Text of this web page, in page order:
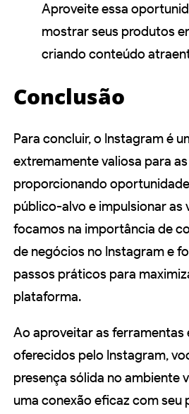
Aproveite essa
mostrar seus produtos
criando conteúdo
Conclusão
Para concluir, o Instagram é
extremamente valiosa para
proporcionando
público-alvo e impulsionar as
focamos na importância de
de negócios no Instagram e
passos práticos para
plataforma.
Ao aproveitar as ferramentas
oferecidos pelo Instagram,
presença sólida no ambiente
uma conexão eficaz com seu